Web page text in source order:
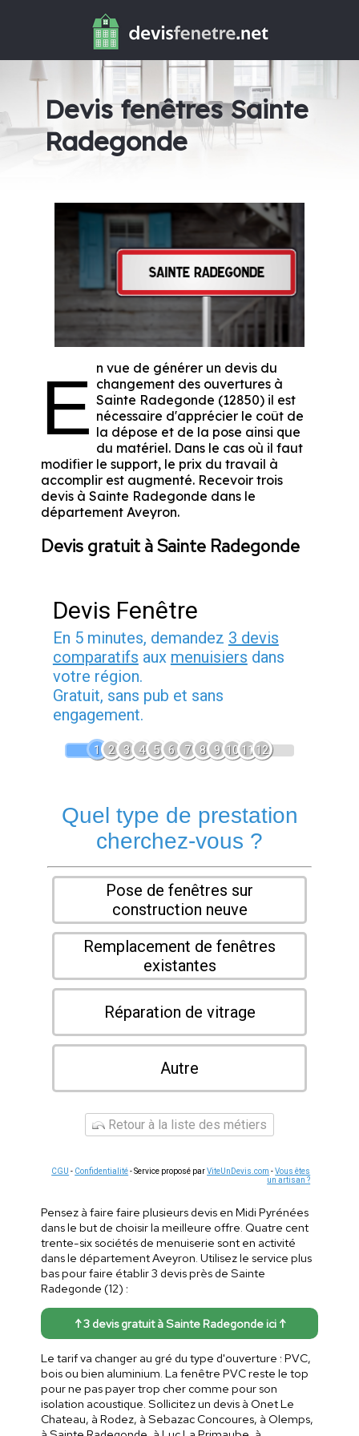
Devis fenêtres Sainte
Radegonde
E n vue de générer un devis du
changement des ouvertures à
Sainte Radegonde (12850) il est
nécessaire d'apprécier le coût de
la dépose et de la pose ainsi que
du matériel. Dans le cas où il faut
modifier le support, le prix du travail à
accomplir est augmenté. Recevoir trois
devis à Sainte Radegonde dans le
département Aveyron.
Devis gratuit à Sainte Radegonde
Devis Fenêtre
En 5 minutes, demandez 3 devis
comparatifs aux menuisiers dans
votre région.
Gratuit, sans pub et sans
engagement.
1 2 3 4 5 6 7 8 9 1011 12
Quel type de prestation
cherchez-vous ?
Pose de fenêtres sur
construction neuve
Remplacement de fenêtres
existantes
Réparation de vitrage
Autre
Retour à la liste des métiers
CGU - Confidentialité- Service proposé parViteUnDevis.com -Vous êtes
un artisan ?
Pensez à faire faire plusieurs devis en Midi Pyrénées
dans le but de choisir la meilleure offre. Quatre cent
trente-six sociétés de menuiserie sont en activité
dans le département Aveyron. Utilisez le service plus
bas pour faire établir 3 devis près de Sainte
Radegonde (12) :
↑ 3 devis gratuit à Sainte Radegonde ici ↑
Le tarif va changer au gré du type d'ouverture : PVC,
bois ou bien aluminium. La fenêtre PVC reste le top
pour ne pas payer trop cher comme pour son
isolation acoustique. Sollicitez un devis à Onet Le
Chateau, à Rodez, à Sebazac Concoures, à Olemps,